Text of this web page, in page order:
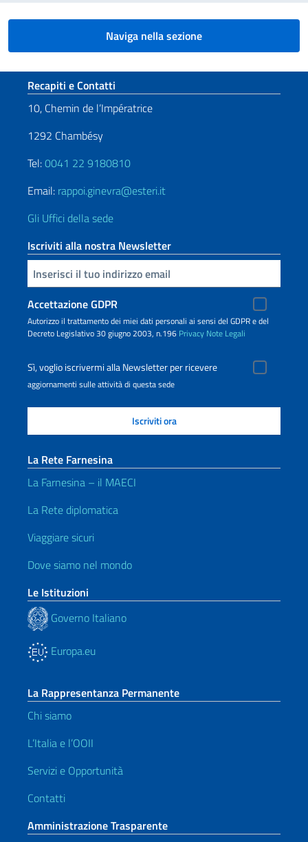
Naviga nella sezione
Sezione footer
Recapiti e Contatti
10, Chemin de l’Impératrice
1292 Chambésy
Tel:0041 22 9180810
Email: rappoi.ginevra@esteri.it
Gli Uffici della sede
Iscriviti alla nostra Newsletter
Inserisci la tua email
Accettazione GDPR
Autorizzo il trattamento dei miei dati personali ai sensi del GDPR e del
Decreto Legislativo 30 giugno 2003, n.196 Privacy Note Legali
Sì, voglio iscrivermi alla Newsletter per ricevere
aggiornamenti sulle attività di questa sede
La Rete Farnesina
La Farnesina – il MAECI
La Rete diplomatica
Viaggiare sicuri
Dove siamo nel mondo
Le Istituzioni
Governo Italiano
Europa.eu
La Rappresentanza Permanente
Chi siamo
L’Italia e l’OOII
Servizi e Opportunità
Contatti
Amministrazione Trasparente